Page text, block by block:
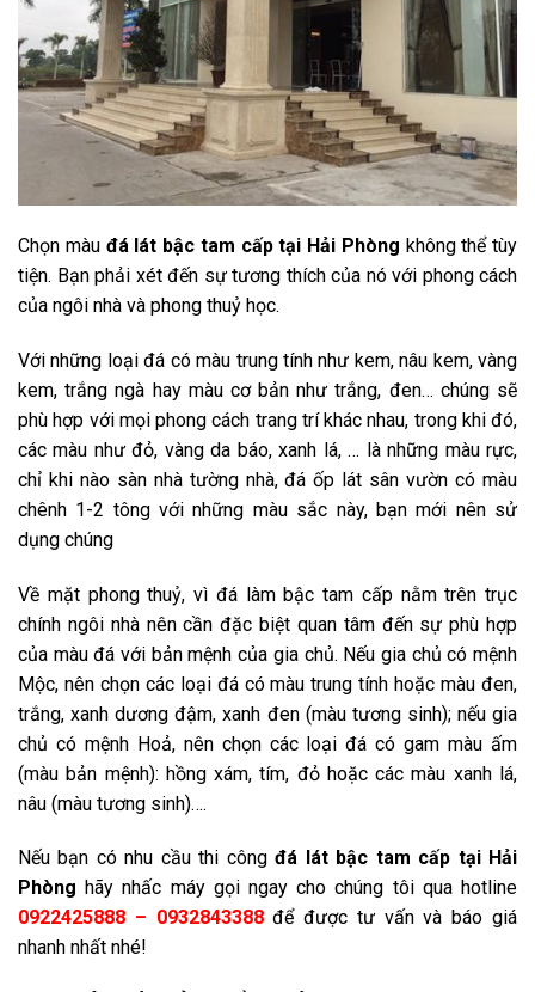
Chọn màu đá lát bậc tam cấp tại Hải Phòng không thể tùy
tiện. Bạn phải xét đến sự tương thích của nó với phong cách
của ngôi nhà và phong thuỷ học.
Với những loại đá có màu trung tính như kem, nâu kem, vàng
kem, trắng ngà hay màu cơ bản như trắng, đen… chúng sẽ
phù hợp với mọi phong cách trang trí khác nhau, trong khi đó,
các màu như đỏ, vàng da báo, xanh lá, … là những màu rực,
chỉ khi nào sàn nhà tường nhà, đá ốp lát sân vườn có màu
chênh 1-2 tông với những màu sắc này, bạn mới nên sử
dụng chúng
Về mặt phong thuỷ, vì đá làm bậc tam cấp nằm trên trục
chính ngôi nhà nên cần đặc biệt quan tâm đến sự phù hợp
của màu đá với bản mệnh của gia chủ. Nếu gia chủ có mệnh
Mộc, nên chọn các loại đá có màu trung tính hoặc màu đen,
trắng, xanh dương đậm, xanh đen (màu tương sinh); nếu gia
chủ có mệnh Hoả, nên chọn các loại đá có gam màu ấm
(màu bản mệnh): hồng xám, tím, đỏ hoặc các màu xanh lá,
nâu (màu tương sinh)….
Nếu bạn có nhu cầu thi côngđá lát bậc tam cấp tại Hải
Phòng hãy nhấc máy gọi ngay cho chúng tôi qua hotline
0922425888 – 0932843388để được tư vấn và báo giá
nhanh nhất nhé!